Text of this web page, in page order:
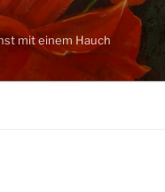
mit einem Hauch